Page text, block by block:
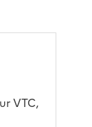
VTC,